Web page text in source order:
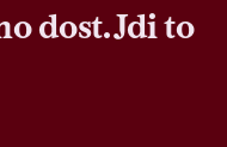
dost. Jdi to